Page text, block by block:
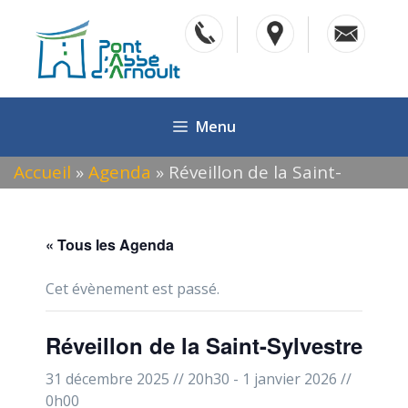
contenu
Menu
Accueil »Agenda » Réveillon de la Saint-
« Tous les Agenda
Cet évènement est passé.
Réveillon de la Saint-Sylvestre
31 décembre 2025 // 20h30 - 1 janvier 2026 //
0h00